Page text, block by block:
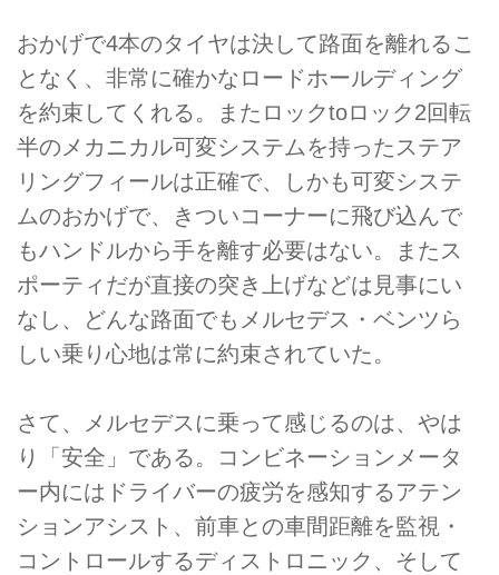
おかげで4本のタイヤは決して路面を離れるこ
となく、非常に確かなロードホールディング
を約束してくれる。またロックtoロック2回転
半のメカニカル可変システムを持ったステア
リングフィールは正確で、しかも可変システ
ムのおかげで、きついコーナーに飛び込んで
もハンドルから手を離す必要はない。またス
ポーティだが直接の突き上げなどは見事にい
なし、どんな路面でもメルセデス・ベンツら
しい乗り心地は常に約束されていた。
さて、メルセデスに乗って感じるのは、やは
り「安全」である。コンビネーションメータ
ー内にはドライバーの疲労を感知するアテン
ションアシスト、前車との車間距離を監視・
コントロールするディストロニック、そして